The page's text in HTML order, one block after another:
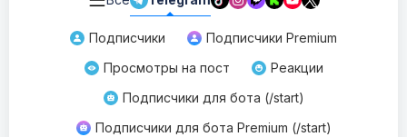
Подписчики
Подписчики Premium
Просмотры на пост
Реакции
Подписчики для бота (/start)
Подписчики для бота Premium (/start)